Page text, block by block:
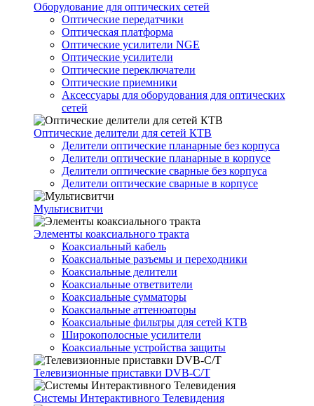
Оборудование для оптических сетей
Оптические передатчики
Оптическая платформа
Оптические усилители NGE
Оптические усилители
Оптические переключатели
Оптические приемники
Аксессуары для оборудования для оптических
сетей
Оптические делители для сетей КТВ
Делители оптические планарные без корпуса
Делители оптические планарные в корпусе
Делители оптические сварные без корпуса
Делители оптические сварные в корпусе
Мультисвитчи
Элементы коаксиального тракта
Коаксиальный кабель
Коаксиальные разъемы и переходники
Коаксиальные делители
Коаксиальные ответвители
Коаксиальные сумматоры
Коаксиальные аттенюаторы
Коаксиальные фильтры для сетей КТВ
Широкополосные усилители
Коаксиальные устройства защиты
Телевизионные приставки DVB-C/T
Системы Интерактивного Телевидения